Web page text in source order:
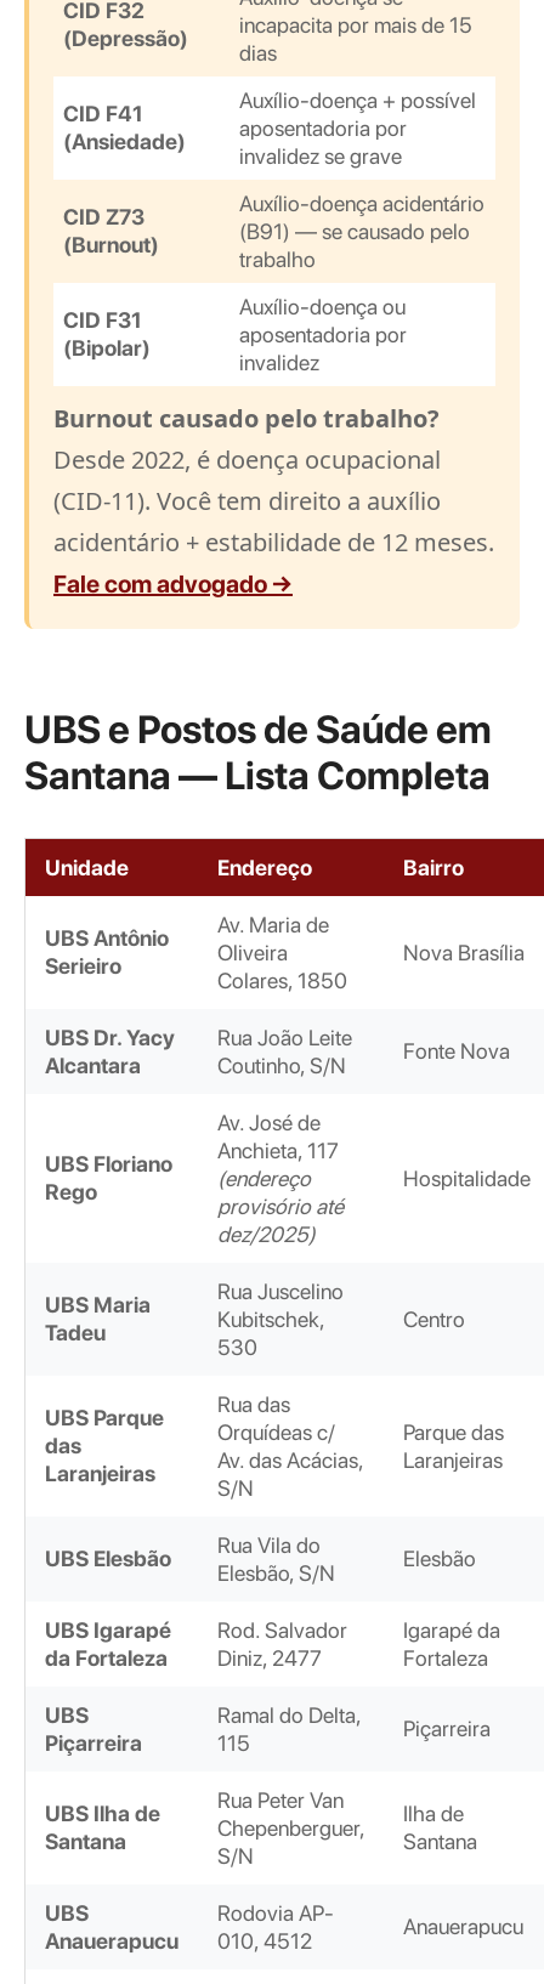
CID F32
(Depressão)
incapacita por mais de 15
dias
CID F41
(Ansiedade)
Auxílio-doença + possível
aposentadoria por
invalidez se grave
CID Z73
(Burnout)
Auxílio-doença acidentário
(B91) — se causado pelo
trabalho
CID F31
(Bipolar)
Auxílio-doença ou
aposentadoria por
invalidez
Burnout causado pelo trabalho?
Desde 2022, é doença ocupacional
(CID-11). Você tem direito a auxílio
acidentário + estabilidade de 12 meses.
Fale com advogado →
UBS e Postos de Saúde em
Santana — Lista Completa
Unidade Endereço Bairro
UBS Antônio
Serieiro
Av. Maria de
Oliveira
Colares, 1850
Nova Brasília
UBS Dr. Yacy
Alcantara
Rua João Leite
Coutinho, S/N
Fonte Nova
UBS Floriano
Rego
Av. José de
Anchieta, 117
(endereço
provisório até
dez/2025)
Hospitalidade
UBS Maria
Tadeu
Rua Juscelino
Kubitschek,
530
Centro
UBS Parque
das
Laranjeiras
Rua das
Orquídeas c/
Av. das Acácias,
S/N
Parque das
Laranjeiras
UBS Elesbão
Rua Vila do
Elesbão, S/N
Elesbão
UBS Igarapé
da Fortaleza
Rod. Salvador
Diniz, 2477
Igarapé da
Fortaleza
UBS
Piçarreira
Ramal do Delta,
115
Piçarreira
UBS Ilha de
Santana
Rua Peter Van
Chepenberguer,
S/N
Ilha de
Santana
UBS
Anauerapucu
Rodovia AP-
010, 4512
Anauerapucu